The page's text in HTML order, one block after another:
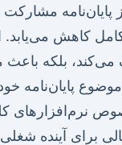
مشارکت
کاهش می‌یابد.
بلکه
پایان‌نامه
نرم‌افزارهای
برای آینده